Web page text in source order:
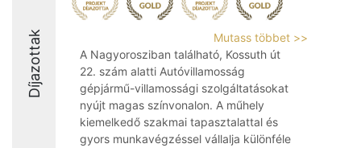
Díjazottak
Mutass többet >>
A Nagyorosziban található, Kossuth út
22. szám alatti Autóvillamosság
gépjármű-villamossági szolgáltatásokat
nyújt magas színvonalon. A műhely
kiemelkedő szakmai tapasztalattal és
gyors munkavégzéssel vállalja különféle